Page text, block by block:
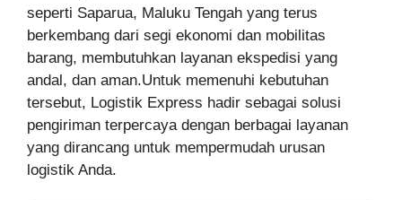
seperti Saparua, Maluku Tengah yang terus
berkembang dari segi ekonomi dan mobilitas
barang, membutuhkan layanan ekspedisi yang
andal, dan aman.Untuk memenuhi kebutuhan
tersebut, Logistik Express hadir sebagai solusi
pengiriman terpercaya dengan berbagai layanan
yang dirancang untuk mempermudah urusan
logistik Anda.